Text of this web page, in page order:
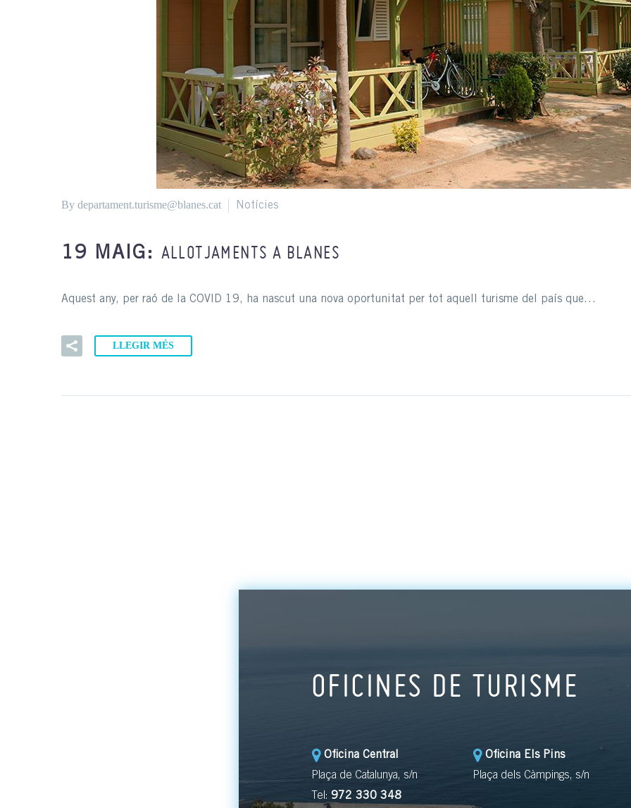
By departament.turisme@blanes.cat Notícies
19 MAIG: ALLOTJAMENTS A BLANES
Aquest any, per raó de la COVID 19, ha nascut una nova oportunitat per tot aquell turisme del país que…
LLEGIR MÉS
OFICINES DE TURISME
Oficina Central
Plaça de Catalunya, s/n
Tel: 972 330 348
Oficina Els Pins
Plaça dels Càmpings, s/n